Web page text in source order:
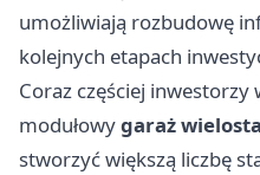
umożliwiają rozbudowę
kolejnych etapach
Coraz częściej
modułowygaraż
stworzyć większą liczbę